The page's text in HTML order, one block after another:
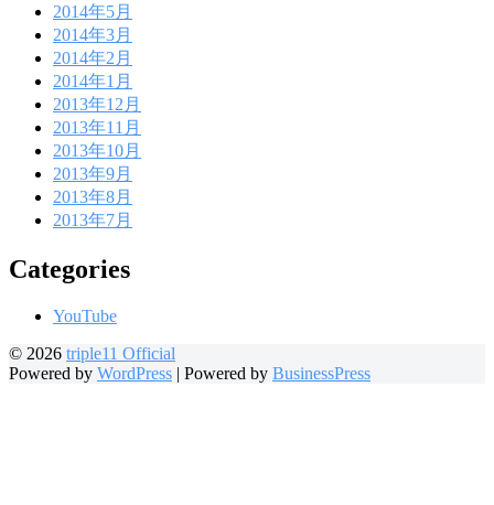
2014年5月
2014年3月
2014年2月
2014年1月
2013年12月
2013年11月
2013年10月
2013年9月
2013年8月
2013年7月
Categories
YouTube
© 2026 triple11 Official
Powered by WordPress | Powered by BusinessPress